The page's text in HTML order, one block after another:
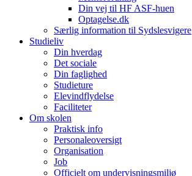
Din vej til HF ASF-huen
Optagelse.dk
Særlig information til Sydslesvigere
Studieliv
Din hverdag
Det sociale
Din faglighed
Studieture
Elevindflydelse
Faciliteter
Om skolen
Praktisk info
Personaleoversigt
Organisation
Job
Officielt om undervisningsmiljø